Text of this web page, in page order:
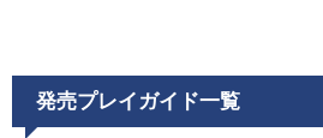
発売プレイガイド一覧